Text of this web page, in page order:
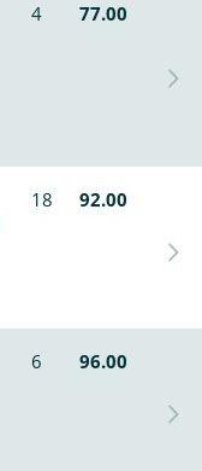
4 77.00
18 92.00
6 96.00